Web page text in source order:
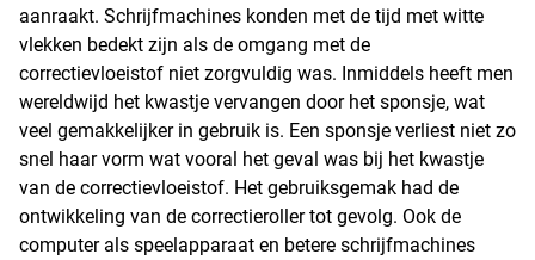
aanraakt. Schrijfmachines konden met de tijd met witte
vlekken bedekt zijn als de omgang met de
correctievloeistof niet zorgvuldig was. Inmiddels heeft men
wereldwijd het kwastje vervangen door het sponsje, wat
veel gemakkelijker in gebruik is. Een sponsje verliest niet zo
snel haar vorm wat vooral het geval was bij het kwastje
van de correctievloeistof. Het gebruiksgemak had de
ontwikkeling van de correctieroller tot gevolg. Ook de
computer als speelapparaat en betere schrijfmachines